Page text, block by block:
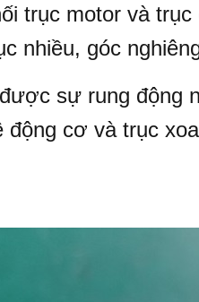
trục motor và
nhiều, góc
sự rung động
động cơ và trục